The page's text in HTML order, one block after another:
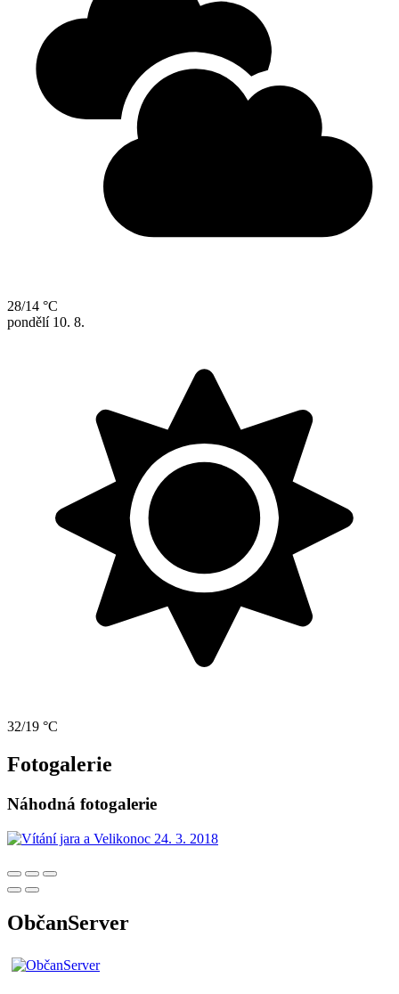
28/14 °C
pondělí 10. 8.
32/19 °C
Fotogalerie
Náhodná fotogalerie
ObčanServer